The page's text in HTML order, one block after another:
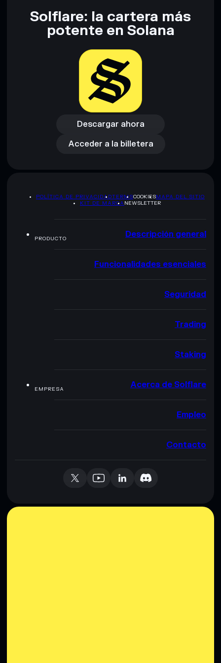
Descargo de responsabilidad: Esta información tiene
únicamente fines educativos y no constituye asesoramiento
proporcionados por rugcheck.xyz.
Solflare: la cartera más
potente en Solana
Descargar ahora
Descargar ahora
Acceder a la billetera
Acceder a la billetera
POLÍTICA DE PRIVACIDADTERMSCOOKIESMAPA DEL SITIO
KIT DE MARCA NEWSLETTER
PRODUCTO Descripción general
Funcionalidades esenciales
Seguridad
Trading
Staking
EMPRESA Acerca de Solflare
Empleo
Contacto